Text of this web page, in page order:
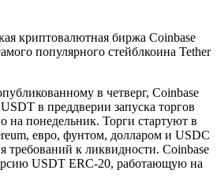
криптовалютная биржа Coinbase
популярного стейблкоина Tether
в четверг, Coinbase
в преддверии запуска торгов
на понедельник. Торги стартуют в
евро, фунтом, долларом и USDC
требований к ликвидности. Coinbase
USDT ERC-20, работающую на